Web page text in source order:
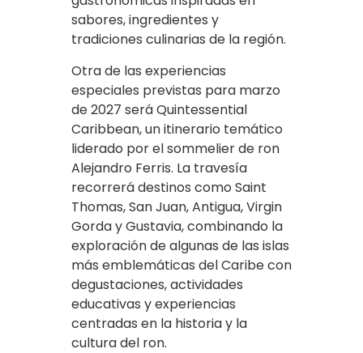
sabores, ingredientes y
tradiciones culinarias de la región.
Otra de las experiencias
especiales previstas para marzo
de 2027 será Quintessential
Caribbean, un itinerario temático
liderado por el sommelier de ron
Alejandro Ferris. La travesía
recorrerá destinos como Saint
Thomas, San Juan, Antigua, Virgin
Gorda y Gustavia, combinando la
exploración de algunas de las islas
más emblemáticas del Caribe con
degustaciones, actividades
educativas y experiencias
centradas en la historia y la
cultura del ron.